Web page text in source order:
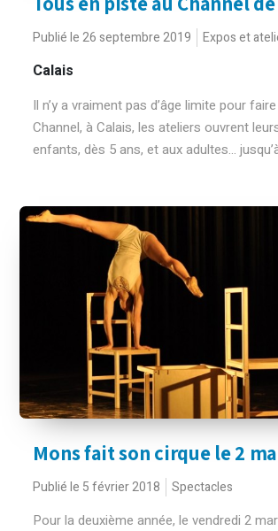
Publié le 26 septembre 2019 Expos et
Calais
Il n’y a vraiment pas d’âge limite pour
Channel, à Calais, les ateliers ouvrent
enfants, dès 5 ans, et aux adultes…
Mons fait son cirque le 2
Publié le 5 février 2018 Spectacles
Pour la deuxième année, le vendredi 2